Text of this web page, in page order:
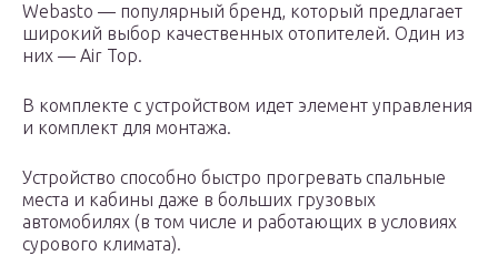
Webasto — популярный бренд, который предлагает
широкий выбор качественных отопителей. Один из
них — Air Top.
В комплекте с устройством идет элемент управления
и комплект для монтажа.
Устройство способно быстро прогревать спальные
места и кабины даже в больших грузовых
автомобилях (в том числе и работающих в условиях
сурового климата).